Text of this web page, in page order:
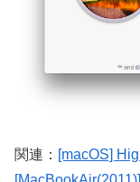
関連： [macOS]